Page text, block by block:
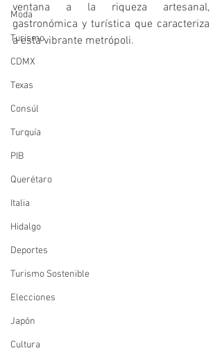
Moda
Turismo
CDMX
Texas
Consúl
Turquía
PIB
Querétaro
Italia
Hidalgo
Deportes
Turismo Sostenible
Elecciones
Japón
Cultura
ventana a la riqueza artesanal,
gastronómica y turística que caracteriza
a esta vibrante metrópoli.